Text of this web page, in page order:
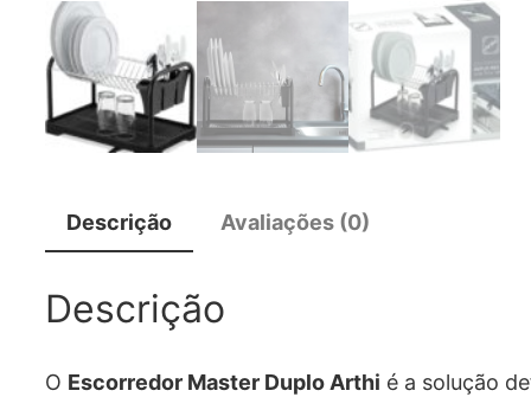
Descrição Avaliações (0)
Descrição
O Escorredor Master Duplo Arthi é a solução